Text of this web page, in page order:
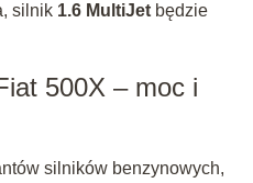
silnik 1.6 MultiJetbędzie
500X – moc i
silników benzynowych,